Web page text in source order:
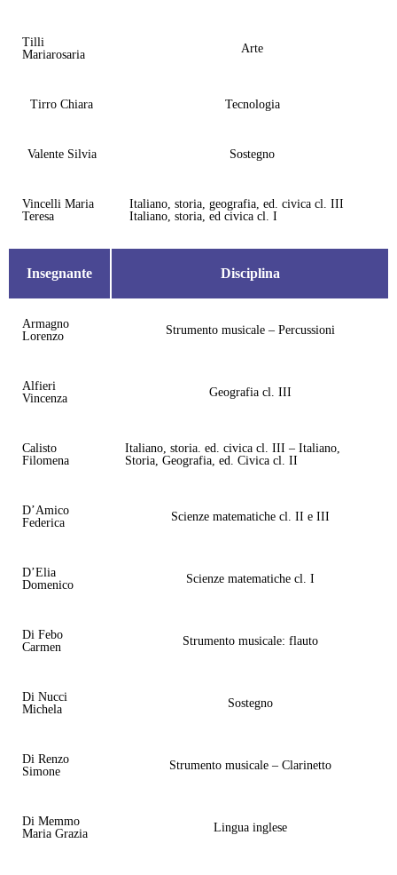
Tilli
Mariarosaria
Arte
Tirro Chiara Tecnologia
Valente Silvia Sostegno
Vincelli Maria
Teresa
Italiano, storia, geografia, ed. civica cl. III
Italiano, storia, ed civica cl. I
Insegnante Disciplina
Armagno
Lorenzo
Strumento musicale – Percussioni
Alfieri
Vincenza
Geografia cl. III
Calisto
Filomena
Italiano, storia. ed. civica cl. III – Italiano,
Storia, Geografia, ed. Civica cl. II
D’Amico
Federica
Scienze matematiche cl. II e III
D’Elia
Domenico
Scienze matematiche cl. I
Di Febo
Carmen
Strumento musicale: flauto
Di Nucci
Michela
Sostegno
Di Renzo
Simone
Strumento musicale – Clarinetto
Di Memmo
Maria Grazia
Lingua inglese